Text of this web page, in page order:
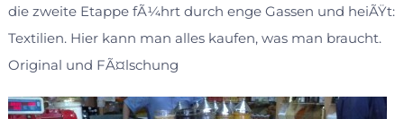
die zweite Etappe fÃ¼hrt durch enge Gassen und heiÃŸt:
Textilien. Hier kann man alles kaufen, was man braucht.
Original und FÃ¤lschung